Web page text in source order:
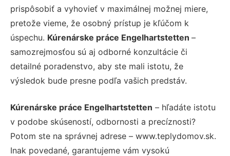
prispôsobiť a vyhovieť v maximálnej možnej miere,
pretože vieme, že osobný prístup je kľúčom k
úspechu. Kúrenárske práce Engelhartstetten –
samozrejmosťou sú aj odborné konzultácie či
detailné poradenstvo, aby ste mali istotu, že
výsledok bude presne podľa vašich predstáv.
Kúrenárske práce Engelhartstetten – hľadáte istotu
v podobe skúseností, odbornosti a precíznosti?
Potom ste na správnej adrese – www.teplydomov.sk.
Inak povedané, garantujeme vám vysokú